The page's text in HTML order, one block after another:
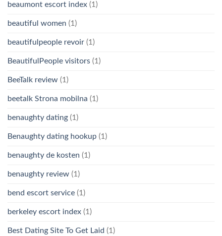
beaumont escort index (1)
beautiful women (1)
beautifulpeople revoir (1)
BeautifulPeople visitors (1)
BeeTalk review (1)
beetalk Strona mobilna (1)
benaughty dating (1)
Benaughty dating hookup (1)
benaughty de kosten (1)
benaughty review (1)
bend escort service (1)
berkeley escort index (1)
Best Dating Site To Get Laid (1)